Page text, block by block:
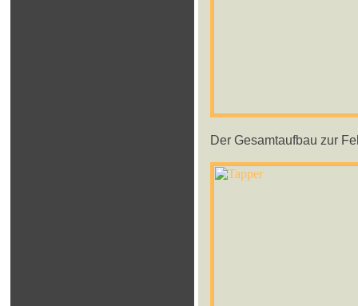
Der Gesamtaufbau zur